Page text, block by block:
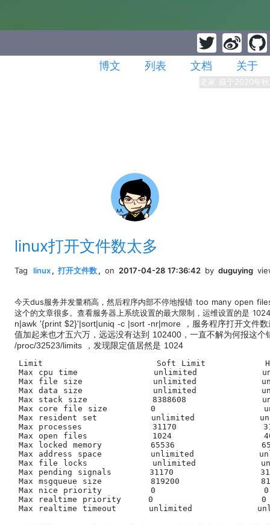
博文 列表 文档 关于
老家 摄于2020年秋
linux打开文件数太多
Tag linux, 打开文件数, on 2017-04-28 17:36:42 by duguying
今天dus服务并发量稍高，然后程序内部不停地报错 too many open
这个的文章很多。查看服务器上系统设置的最大限制，运维设置的是
n|awk '{print $2}'|sort|uniq -c |sort -nr|more ，服务程序打开文件
值加起来也才五六万，远远没有达到 102400，一直不解为何报这
/proc/32523/limits ，发现限定值居然是 1024
Limit                     Soft Limit
Max cpu time              unlimited
Max file size             unlimited
Max data size             unlimited
Max stack size            8388608
Max core file size        0
Max resident set          unlimited
Max processes             31170
Max open files            1024
Max locked memory         65536
Max address space         unlimited
Max file locks            unlimited
Max pending signals       31170
Max msgqueue size         819200
Max nice priority         0
Max realtime priority     0
Max realtime timeout      unlimited